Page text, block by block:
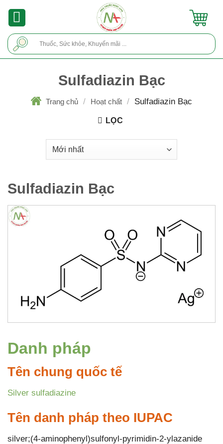
Sulfadiazin Bạc
Trang chủ / Hoạt chất / Sulfadiazin Bạc
LỌC
Sulfadiazin Bạc
Danh pháp
Tên chung quốc tế
Silver sulfadiazine
Tên danh pháp theo IUPAC
silver;(4-aminophenyl)sulfonyl-pyrimidin-2-ylazanide